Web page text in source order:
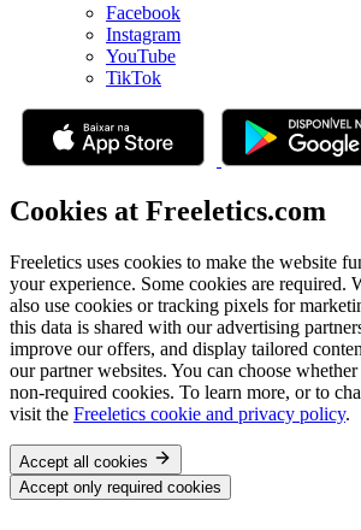
Facebook
Instagram
YouTube
TikTok
Cookies at Freeletics.com
Freeletics uses cookies to make the website
your experience. Some cookies are required.
also use cookies or tracking pixels for
this data is shared with our advertising
improve our offers, and display tailored
our partner websites. You can choose
non-required cookies. To learn more, or to
visit the Freeletics cookie and privacy policy.
Accept all cookies
Accept only required cookies